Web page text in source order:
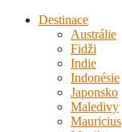
Destinace
Austrálie
Fidži
Indie
Indonésie
Japonsko
Maledivy
Mauricius